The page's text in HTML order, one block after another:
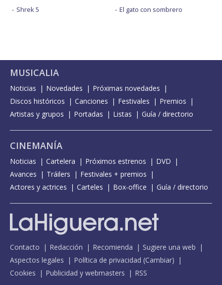
Shrek 5
El gato con sombrero
MUSICALIA
Noticias Novedades
Próximas novedades
Discos históricos
Canciones Festivales
Premios
Artistas y grupos
Portadas Listas Guía / directorio
CINEMANÍA
Noticias Cartelera Próximos estrenos
DVD
Avances
Tráilers
Festivales + premios
Actores y actrices
Carteles Box-office Guía / directorio
Contacto Redacción Recomienda
Sugiere una web
Aspectos legales
Política de privacidad (Cambiar)
Cookies
Publicidad y webmasters RSS